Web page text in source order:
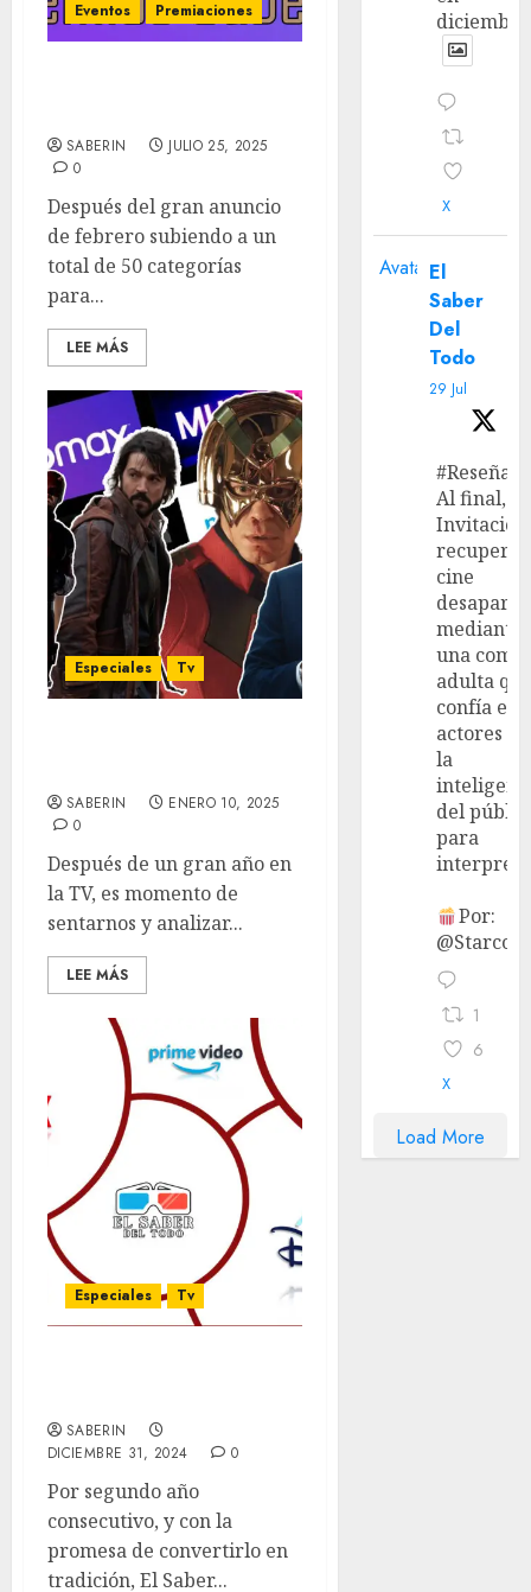
Eventos Premiaciones
SABERIN
JULIO 25, 2025
0
Después del gran anuncio
de febrero subiendo a un
total de 50 categorías
para...
LEE MÁS
Especiales Tv
SABERIN
ENERO 10, 2025
0
Después de un gran año en
la TV, es momento de
sentarnos y analizar...
LEE MÁS
Especiales Tv
SABERIN
DICIEMBRE 31, 2024
0
Por segundo año
consecutivo, y con la
promesa de convertirlo en
tradición, El Saber...
X
Avatar El
Saber
Del
Todo
29 Jul
#Reseña
Al final,
recupera
cine
mediante
una
adulta
confía en
actores y
la
del
para
Por:
1
6
X
Load More